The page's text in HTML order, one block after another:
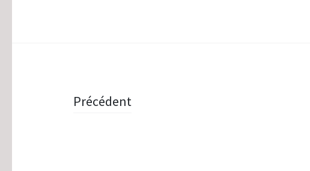
Navigation
Précédent